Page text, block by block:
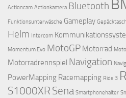
Actioncam Actionkamera Bluetooth
Funktionsunterwäsche Gameplay
Helm Intercom
Momentum Evo MotoGP Motorrad
Motorradrennspiel Navigation
PowerMapping Racemapping Ride 3
S1000XR Sena Smartphonehalter